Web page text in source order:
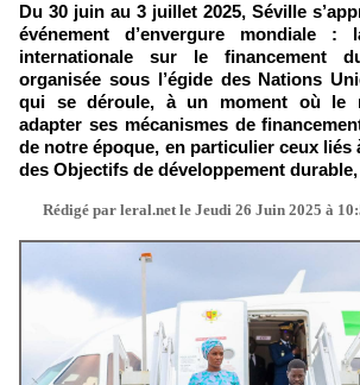
Du 30 juin au 3 juillet 2025, Séville
événement d’envergure mondiale :
internationale sur le financement
organisée sous l’égide des Nations
qui se déroule, à un moment où le
adapter ses mécanismes de
de notre époque, en particulier ceux
des Objectifs de développement durable,
Rédigé par leral.net le Jeudi 26 Juin 2025 à